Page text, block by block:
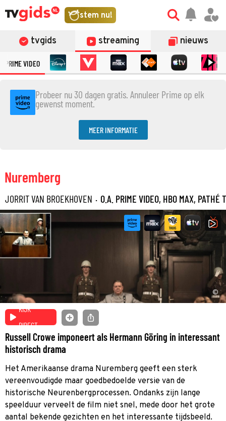
stem nu!
tvgids streaming nieuws
PRIME VIDEO
Probeer nu 30 dagen gratis. Annuleer Prime op elk
gewenst moment.
MEER INFORMATIE
Nuremberg
JORRIT VAN BROEKHOVEN · O.A. PRIME VIDEO, HBO MAX, PATHÉ
©
KIJK
DIRECT
Russell Crowe imponeert als Hermann Göring in interessant
historisch drama
Het Amerikaanse drama Nuremberg geeft een sterk
vereenvoudigde maar goedbedoelde versie van de
historische Neurenbergprocessen. Ondanks zijn lange
speelduur verveelt de film niet snel, mede door het grote
aantal bekende gezichten en het interessante tijdsbeeld.